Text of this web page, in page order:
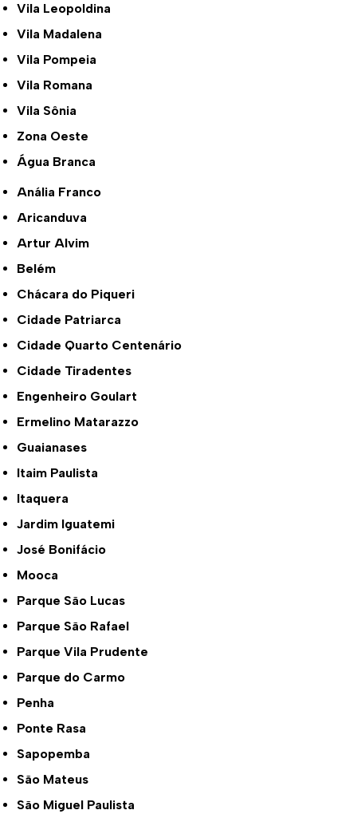
Vila Leopoldina
Vila Madalena
Vila Pompeia
Vila Romana
Vila Sônia
Zona Oeste
Água Branca
Anália Franco
Aricanduva
Artur Alvim
Belém
Chácara do Piqueri
Cidade Patriarca
Cidade Quarto Centenário
Cidade Tiradentes
Engenheiro Goulart
Ermelino Matarazzo
Guaianases
Itaim Paulista
Itaquera
Jardim Iguatemi
José Bonifácio
Mooca
Parque São Lucas
Parque São Rafael
Parque Vila Prudente
Parque do Carmo
Penha
Ponte Rasa
Sapopemba
São Mateus
São Miguel Paulista